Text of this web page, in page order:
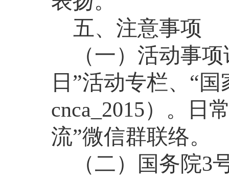
五、注意事项
（一）活动事
日”活动专栏、“
cnca_2015）。日
流”微信群联络。
（二）国务院3